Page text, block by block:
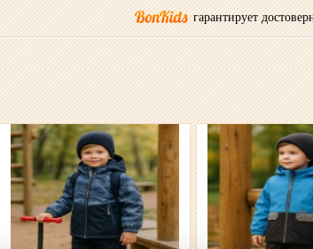
гарантирует